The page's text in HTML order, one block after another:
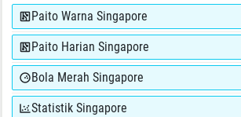
Paito Warna Singapore
Paito Harian Singapore
Bola Merah Singapore
Statistik Singapore